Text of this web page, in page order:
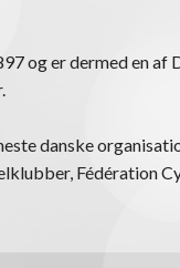
og er dermed en af
danske
Fédération